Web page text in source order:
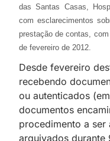
das Santas Casas,
com esclarecimentos
prestação de contas,
de fevereiro de 2012.
Desde fevereiro
recebendo
ou autenticados
documentos
procedimento a
arquivados durante